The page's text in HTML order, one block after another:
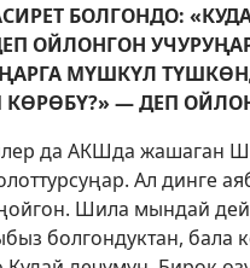
БОЛГОНДО:
ОЙЛОНГОН
МҮШКҮЛ
— ДЕП
да АКШда жашаган
Ал динге
Шила мындай
болгондуктан, бала